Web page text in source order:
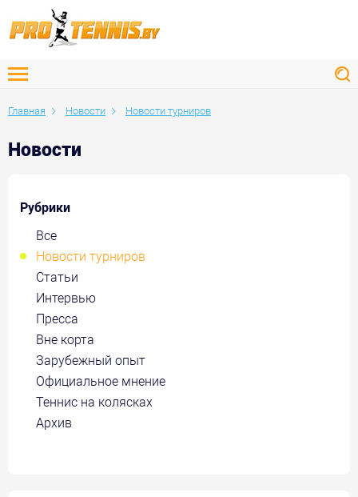
Главная Новости Новости турниров
Новости
Рубрики
Все
Новости турниров
Статьи
Интервью
Пресса
Вне корта
Зарубежный опыт
Официальное мнение
Теннис на колясках
Архив